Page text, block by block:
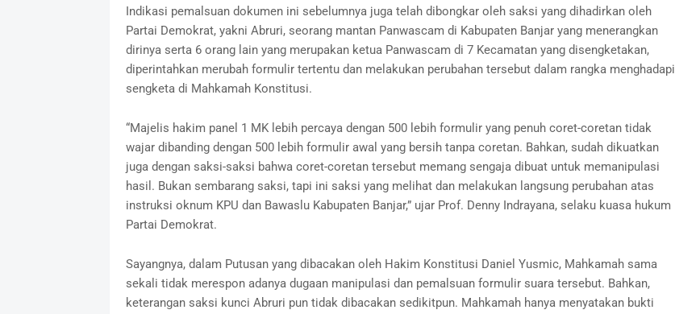
Indikasi pemalsuan dokumen ini sebelumnya juga telah dibongkar oleh saksi yang dihadirkan oleh
Partai Demokrat, yakni Abruri, seorang mantan Panwascam di Kabupaten Banjar yang menerangkan
dirinya serta 6 orang lain yang merupakan ketua Panwascam di 7 Kecamatan yang disengketakan,
diperintahkan merubah formulir tertentu dan melakukan perubahan tersebut dalam rangka menghadapi
sengketa di Mahkamah Konstitusi.
“Majelis hakim panel 1 MK lebih percaya dengan 500 lebih formulir yang penuh coret-coretan tidak
wajar dibanding dengan 500 lebih formulir awal yang bersih tanpa coretan. Bahkan, sudah dikuatkan
juga dengan saksi-saksi bahwa coret-coretan tersebut memang sengaja dibuat untuk memanipulasi
hasil. Bukan sembarang saksi, tapi ini saksi yang melihat dan melakukan langsung perubahan atas
instruksi oknum KPU dan Bawaslu Kabupaten Banjar,” ujar Prof. Denny Indrayana, selaku kuasa hukum
Partai Demokrat.
Sayangnya, dalam Putusan yang dibacakan oleh Hakim Konstitusi Daniel Yusmic, Mahkamah sama
sekali tidak merespon adanya dugaan manipulasi dan pemalsuan formulir suara tersebut. Bahkan,
keterangan saksi kunci Abruri pun tidak dibacakan sedikitpun. Mahkamah hanya menyatakan bukti